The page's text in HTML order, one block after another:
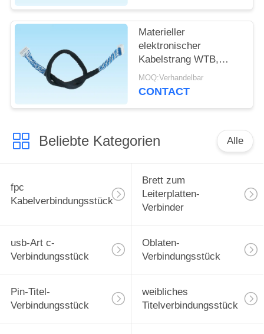
Materieller
elektronischer
Kabelstrang WTB,
Kabelbaum-
Verbindungsstücke 10 -
MOQ:Verhandelbar
CONTACT
Beliebte Kategorien Alle
fpc
Kabelverbindungsstück
Brett zum
Leiterplatten-
Verbinder
usb-Art c-
Verbindungsstück
Oblaten-
Verbindungsstück
Pin-Titel-
Verbindungsstück
weibliches
Titelverbindungsstück